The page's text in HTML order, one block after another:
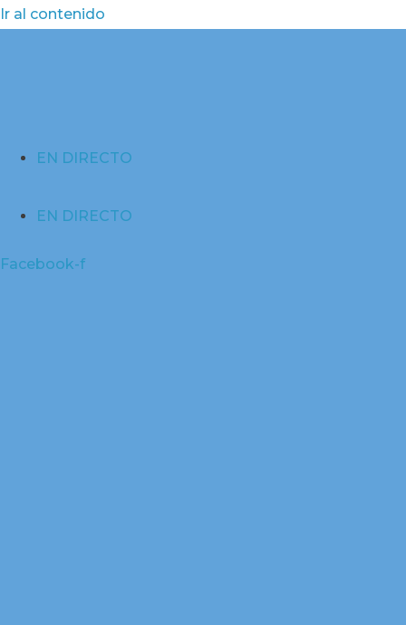
Ir al contenido
EN DIRECTO
EN DIRECTO
Facebook-f